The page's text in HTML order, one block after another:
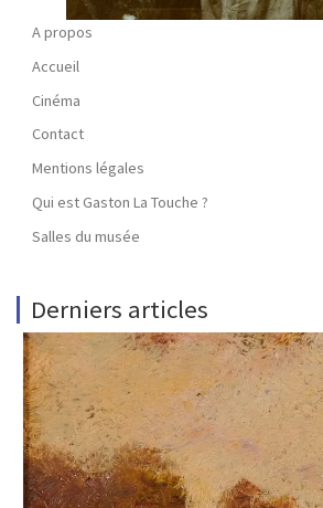
A propos
Accueil
Cinéma
Contact
Mentions légales
Qui est Gaston La Touche ?
Salles du musée
Derniers articles